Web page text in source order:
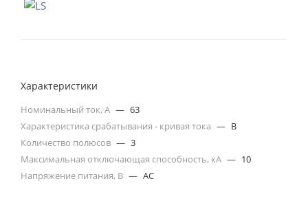
Характеристики
Номинальный ток, А — 63
Характеристика срабатывания - кривая тока — B
Количество полюсов — 3
Максимальная отключающая способность, кА — 10
Напряжение питания, В — AC